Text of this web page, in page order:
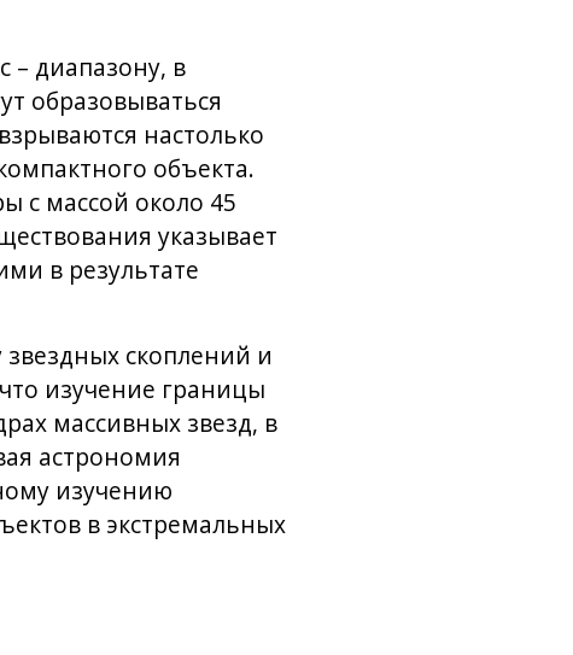
– диапазону, в
образовываться
настолько
объекта.
с массой около 45
указывает
в результате
скоплений и
изучение границы
массивных звезд, в
астрономия
изучению
в экстремальных